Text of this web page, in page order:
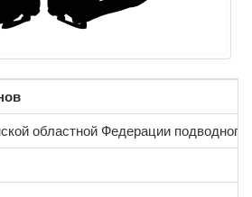
областной Федерации